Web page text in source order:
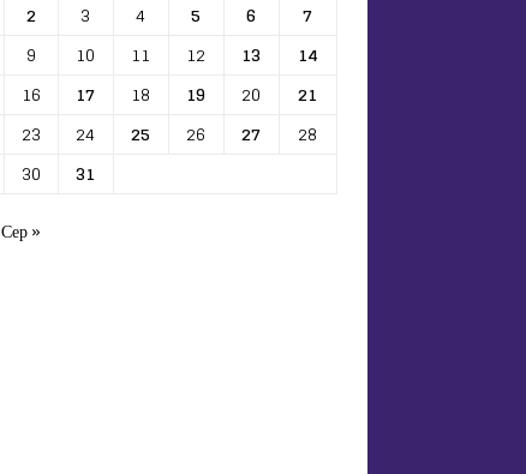
2 3 4 5 6
7
9 10 11 12 13
14
16 17 18 19 20
21
23 24 25 26 27
28
30
31
Сер »